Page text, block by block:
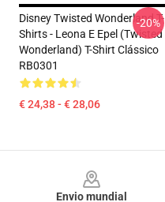
Disney Twisted Wonderland T-
Shirts - Leona E Epel (Twisted
Wonderland) T-Shirt Clássico
RB0301
€ 24,38 - € 28,06
-20%
Envio mundial